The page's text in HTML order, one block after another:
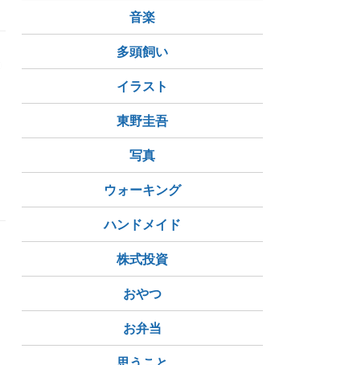
音楽
多頭飼い
イラスト
東野圭吾
写真
ウォーキング
ハンドメイド
株式投資
おやつ
お弁当